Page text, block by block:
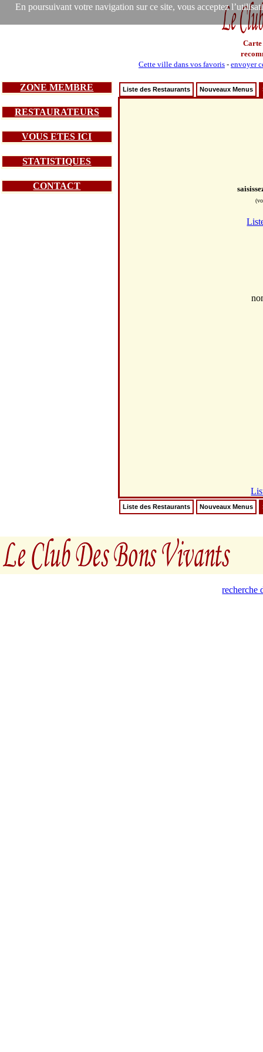
En poursuivant votre navigation sur ce site, vous acceptez
Carte
Cette ville dans vos favoris - envoyer
ZONE MEMBRE
RESTAURATEURS
VOUS ETES ICI
STATISTIQUES
CONTACT
Liste des Restaurants Nouveaux Menus
Liste des Restaurants Nouveaux Menus
recherche